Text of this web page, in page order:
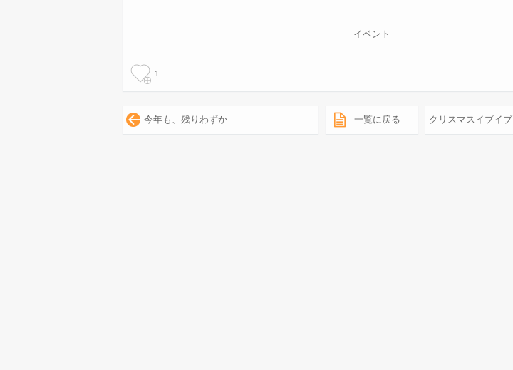
イベント
1
今年も、残りわずか 一覧に戻る クリスマスイブイブ